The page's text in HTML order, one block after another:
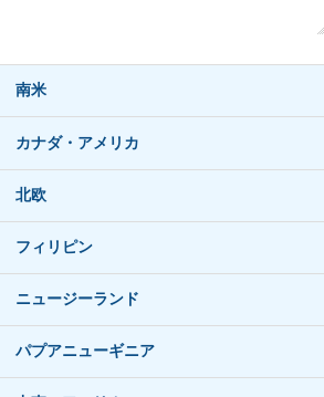
南米
カナダ・アメリカ
北欧
フィリピン
ニュージーランド
パプアニューギニア